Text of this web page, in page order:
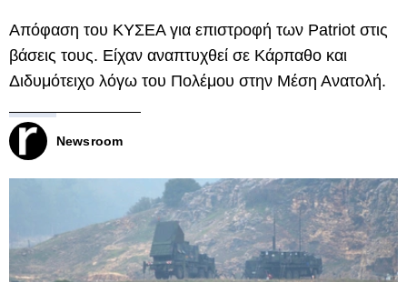
Απόφαση του ΚΥΣΕΑ για επιστροφή των Patriot στις
βάσεις τους. Είχαν αναπτυχθεί σε Κάρπαθο και
Διδυμότειχο λόγω του Πολέμου στην Μέση Ανατολή.
Newsroom